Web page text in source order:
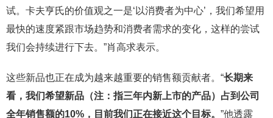
试。卡夫亨氏的价值观之一是‘以消费者为中心’，我们希望用
最快的速度紧跟市场趋势和消费者需求的变化，这样的尝试
我们会持续进行下去。”肖高求表示。
这些新品也正在成为越来越重要的销售额贡献者。“长期来
看，我们希望新品（注：指三年内新上市的产品）占到公司
全年销售额的10%，目前我们正在接近这个目标。 ”他透露